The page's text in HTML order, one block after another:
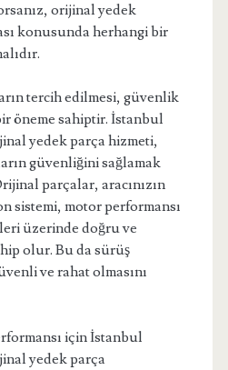
orijinal yedek
konusunda herhangi bir
tercih edilmesi, güvenlik
öneme sahiptir. İstanbul
yedek parça hizmeti,
güvenliğini sağlamak
parçalar, aracınızın
sistemi, motor performansı
üzerinde doğru ve
olur. Bu da sürüş
ve rahat olmasını
için İstanbul
yedek parça